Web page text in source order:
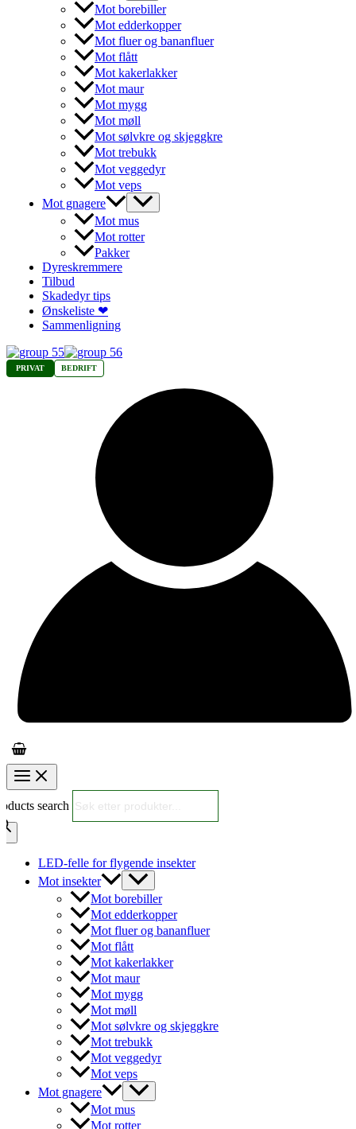
Mot borebiller
Mot edderkopper
Mot fluer og bananfluer
Mot flått
Mot kakerlakker
Mot maur
Mot mygg
Mot møll
Mot sølvkre og skjeggkre
Mot trebukk
Mot veggedyr
Mot veps
Mot gnagere
Mot mus
Mot rotter
Pakker
Dyreskremmere
Tilbud
Skadedyr tips
Ønskeliste ❤
Sammenligning
PRIVAT BEDRIFT
search
LED-felle for flygende insekter
Mot insekter
Mot borebiller
Mot edderkopper
Mot fluer og bananfluer
Mot flått
Mot kakerlakker
Mot maur
Mot mygg
Mot møll
Mot sølvkre og skjeggkre
Mot trebukk
Mot veggedyr
Mot veps
Mot gnagere
Mot mus
Mot rotter